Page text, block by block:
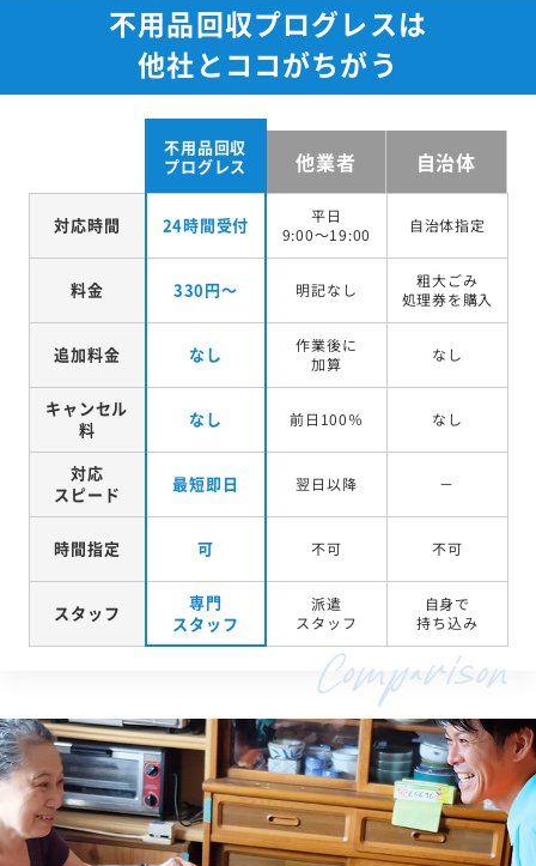
不用品回収プログレスは
他社とココがちがう
不用品回収
プログレス
他業者 自治体
対応時間 24時間受付
平日
9:00～19:00
自治体指定
料金 330円～ 明記なし
粗大ごみ
処理券を購入
追加料金 なし
作業後に
加算
なし
キャンセル
料
なし 前日100％ なし
対応
スピード
最短即日 翌日以降 －
時間指定 可 不可 不可
スタッフ
専門
スタッフ
派遣
スタッフ
自身で
持ち込み